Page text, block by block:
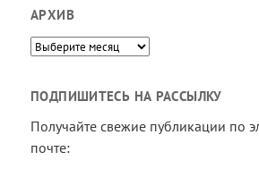
АРХИВ
Архив
ПОДПИШИТЕСЬ НА РАССЫЛКУ
Получайте свежие публикации по
почте: